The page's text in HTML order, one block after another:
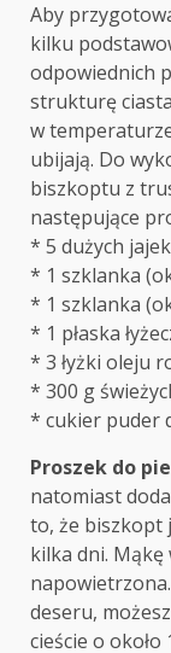
Aby
kilku
odpowiednich
strukturę
w
ubijają. Do
biszkoptu z
następujące
* 5 dużych jajek
* 1 szklanka
* 1 szklanka
* 1 płaska
* 3 łyżki oleju
* 300 g
* cukier puder
Proszek do
natomiast
to, że biszkopt
kilka dni. Mąkę
deseru,
cieście o około